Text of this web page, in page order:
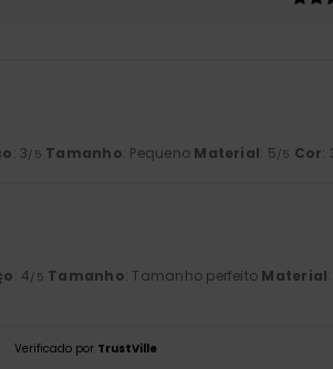
: 3/5 Tamanho: Pequeno Material: 5/5 Cor:
: 4/5 Tamanho: Tamanho perfeito Material
Verificado por TrustVille